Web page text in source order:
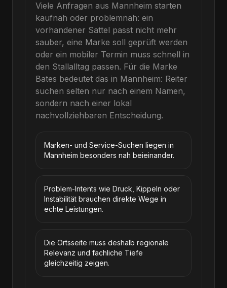
Viele Anfragen aus Mannheim starten
kaufnah oder problemnah: ein
vorhandener Sattel passt nicht mehr
sauber, eine Marke soll geprüft werden
oder ein mobiler Termin muss schnell in
den Stallalltag passen. Für die Marke
Bates bedeutet das in Mannheim: Reiter
suchen selten nur nach einem Namen,
sondern nach einer lokal
nachvollziehbaren Entscheidung.
Marken- und Service-Suchen liegen in
Mannheim besonders nah beieinander.
Problem-Intents wie Druck, Kippeln oder
Instabilität brauchen direkte Wege in
echte Leistungen.
Die Ortsseite muss deshalb regionale
Relevanz und fachliche Tiefe
gleichzeitig zeigen.